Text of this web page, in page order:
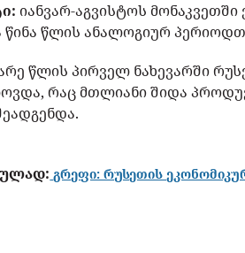
იანვარ-აგვისტოს
წლის ანალოგიურ
წლის პირველ ნახევარში
რაც მთლიანი შიდა
გრეფი: რუსეთის